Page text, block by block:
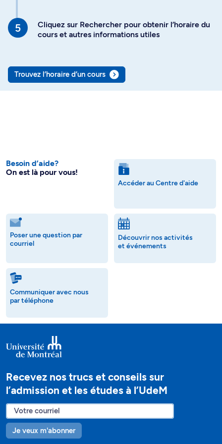
Cliquez sur Rechercher pour obtenir l’horaire du
cours et autres informations utiles
Trouvez l’horaire d’un cours
Besoin d’aide?
On est là pour vous!
Accéder au Centre d'aide
Poser une question par
courriel
Découvrir nos activités
et événements
Communiquer avec nous
par téléphone
Recevez nos trucs et conseils sur
l’admission et les études à l’UdeM
Je veux m'abonner